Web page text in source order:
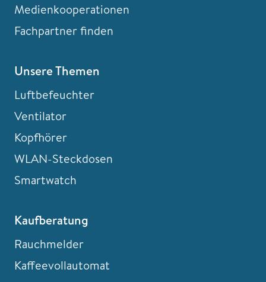
Medienkooperationen
Fachpartner finden
Unsere Themen
Luftbefeuchter
Ventilator
Kopfhörer
WLAN-Steckdosen
Smartwatch
Kaufberatung
Rauchmelder
Kaffeevollautomat